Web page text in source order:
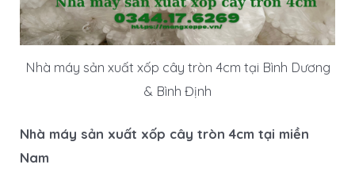
Nhà máy sản xuất xốp cây tròn 4cm tại Bình Dương
& Bình Định
Nhà máy sản xuất xốp cây tròn 4cm tại miền
Nam